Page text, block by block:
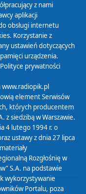
z nami
aplikacji
obsługi internetu
Korzystanie z
ustawień dotyczących
urządzenia.
Polityce prywatności
element Serwisów
których producentem
z siedzibą w Warszawie.
4 lutego 1994 r. o
ustawy z dnia 27 lipca
Rozgłośnię w
S.A. na podstawie
wykorzystywanie
Portalu, poza